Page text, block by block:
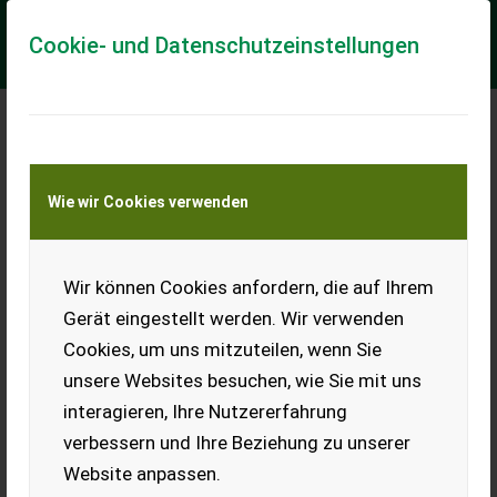
Cookie- und Datenschutzeinstellungen
Wie wir Cookies verwenden
Wir können Cookies anfordern, die auf Ihrem
Gerät eingestellt werden. Wir verwenden
Cookies, um uns mitzuteilen, wenn Sie
unsere Websites besuchen, wie Sie mit uns
interagieren, Ihre Nutzererfahrung
verbessern und Ihre Beziehung zu unserer
Website anpassen.
Weidemann T4512
EUR 47.500 MwSt nicht ausweisbar
Jetzt Finanzierungsangebot